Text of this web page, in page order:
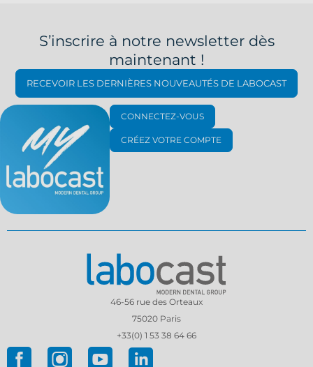
S’inscrire à notre newsletter dès
maintenant !
RECEVOIR LES DERNIÈRES NOUVEAUTÉS DE LABOCAST
CONNECTEZ-VOUS
CRÉEZ VOTRE COMPTE
46-56 rue des Orteaux
75020 Paris
+33(0) 1 53 38 64 66